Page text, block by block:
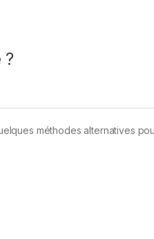
?
méthodes alternatives